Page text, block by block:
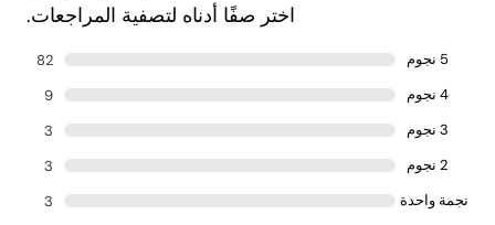
اختر صفًا أدناه لتصفية المراجعات.
5 نجوم
82
4 نجوم
9
3 نجوم
3
2 نجوم
3
نجمة واحدة
3